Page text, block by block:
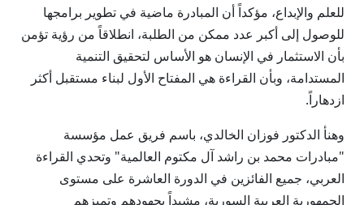
للعلم والإبداع، مؤكداً أن المبادرة ماضية في تطوير برامجها
للوصول إلى أكبر عدد ممكن من الطلبة، انطلاقاً من رؤية تؤمن
بأن الاستثمار في الإنسان هو الأساس لتحقيق التنمية
المستدامة، وبأن القراءة هي المفتاح الأول لبناء مستقبل أكثر
ازدهاراً.
وهنأ الدكتور فوزان الخالدي، باسم فريق عمل مؤسسة
"مبادرات محمد بن راشد آل مكتوم العالمية" وتحدي القراءة
العربي، جميع الفائزين في الدورة العاشرة على مستوى
الجمهورية العربية السورية، مشيداً بجهودهم وتميزهم